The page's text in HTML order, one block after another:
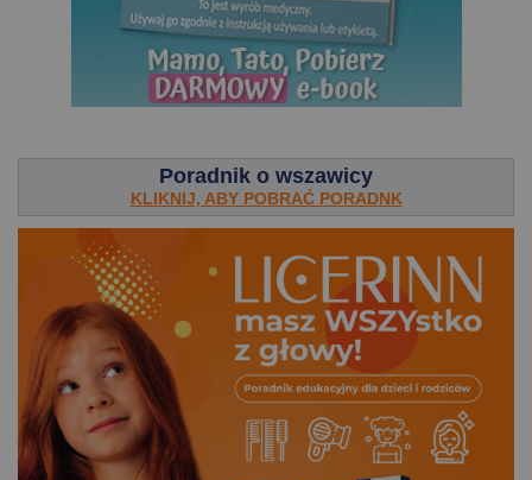
Poradnik o wszawicy
KLIKNIJ, ABY POBRAĆ PORADNK